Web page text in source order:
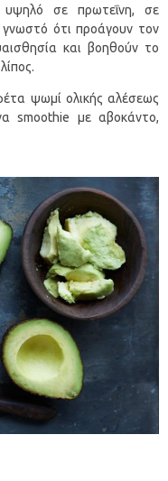
υψηλό σε πρωτεΐνη, σε
ότι προάγουν τον
και βοηθούν το
ψωμί ολικής αλέσεως
smoothie με αβοκάντο,